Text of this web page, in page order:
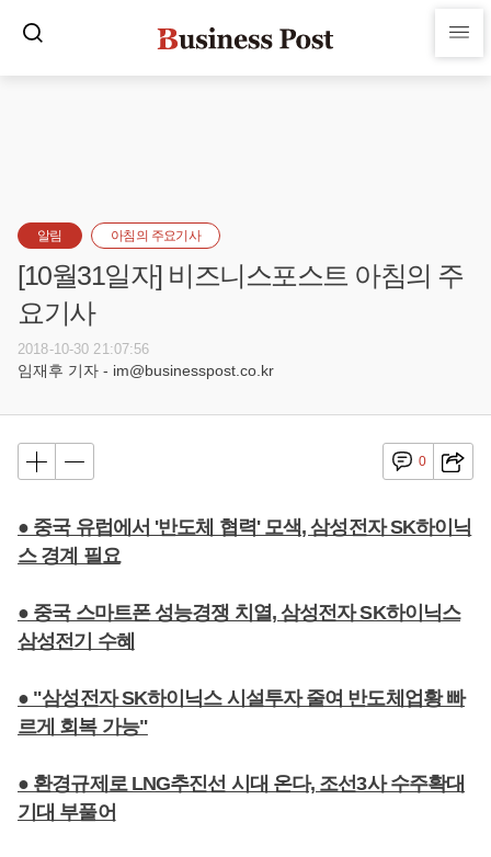
알림 아침의 주요기사
[10월31일자] 비즈니스포스트 아침의 주
요기사
2018-10-30 21:07:56
임재후 기자 - im@businesspost.co.kr
0
● 중국 유럽에서 '반도체 협력' 모색, 삼성전자 SK하이닉
스 경계 필요
● 중국 스마트폰 성능경쟁 치열, 삼성전자 SK하이닉스
삼성전기 수혜
● "삼성전자 SK하이닉스 시설투자 줄여 반도체업황 빠
르게 회복 가능"
● 환경규제로 LNG추진선 시대 온다, 조선3사 수주확대
기대 부풀어